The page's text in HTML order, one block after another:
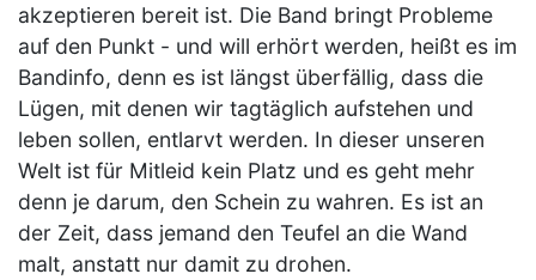
akzeptieren bereit ist. Die Band bringt Probleme
auf den Punkt - und will erhört werden, heißt es im
Bandinfo, denn es ist längst überfällig, dass die
Lügen, mit denen wir tagtäglich aufstehen und
leben sollen, entlarvt werden. In dieser unseren
Welt ist für Mitleid kein Platz und es geht mehr
denn je darum, den Schein zu wahren. Es ist an
der Zeit, dass jemand den Teufel an die Wand
malt, anstatt nur damit zu drohen.